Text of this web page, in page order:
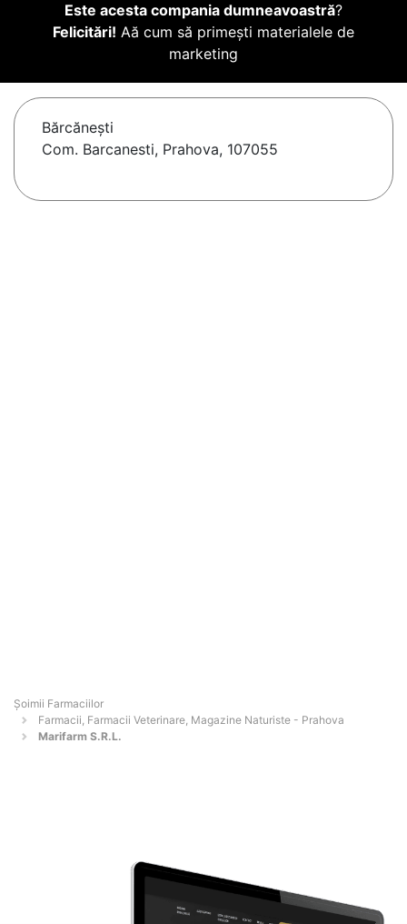
Este acesta compania dumneavoastră?
Felicitări! Aă cum să primești materialele de
marketing
Bărcăneşti
Com. Barcanesti, Prahova, 107055
Şoimii Farmaciilor
Farmacii, Farmacii Veterinare, Magazine Naturiste - Prahova
Marifarm S.R.L.